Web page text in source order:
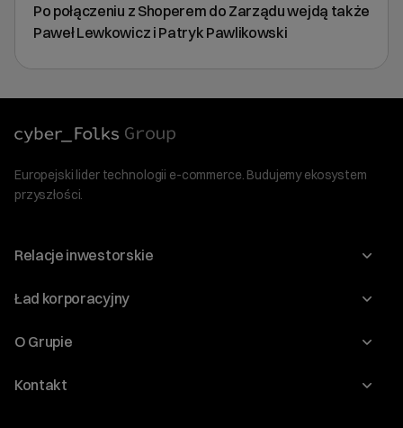
Po połączeniu z Shoperem do Zarządu wejdą także
Paweł Lewkowicz i Patryk Pawlikowski
Europejski lider technologii e-commerce. Budujemy ekosystem
przyszłości.
Relacje inwestorskie
Raporty
Ład korporacyjny
Walne Zgromadzenia
O Grupie
O Spółce
Kontakt